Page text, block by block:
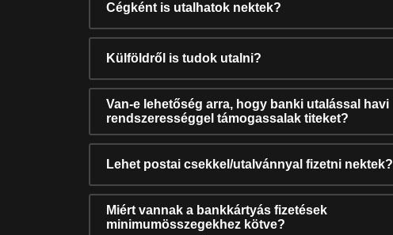
Cégként is utalhatok nektek?
Külföldről is tudok utalni?
Van-e lehetőség arra, hogy banki utalással havi
rendszerességgel támogassalak titeket?
Lehet postai csekkel/utalvánnyal fizetni nektek?
Miért vannak a bankkártyás fizetések
minimumösszegekhez kötve?